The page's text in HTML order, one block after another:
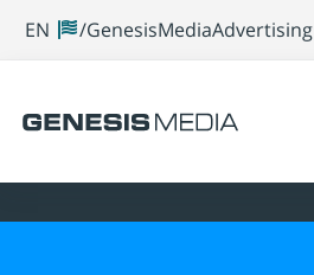
GenesisMediaAdvertising/
EN